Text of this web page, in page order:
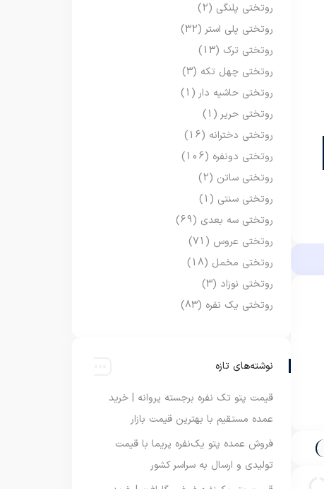
روتختی پلنگی (2)
روتختی پلی استر (32)
روتختی ترک (13)
روتختی چهل تکه (3)
روتختی حاشیه دار (1)
روتختی حریر (1)
روتختی دخترانه (16)
روتختی دونفره (106)
روتختی ساتن (2)
روتختی سنتی (1)
روتختی سه بعدی (69)
روتختی عروس (71)
روتختی مخمل (18)
روتختی نوزاد (3)
روتختی یک نفره (83)
نوشته‌های تازه
قیمت پتو تک نفره برجسته پروانه | خرید
عمده مستقیم با بهترین قیمت بازار
فروش عمده پتو یک‌نفره پریما با قیمت
تولیدی و ارسال به سراسر کشور